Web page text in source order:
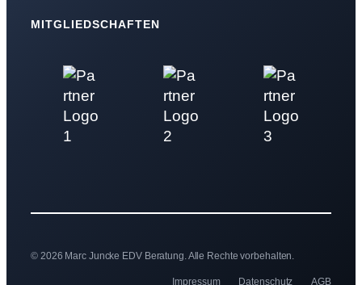
MITGLIEDSCHAFTEN
© 2026 Marc Juncke EDV Beratung. Alle Rechte vorbehalten.
Impressum Datenschutz AGB